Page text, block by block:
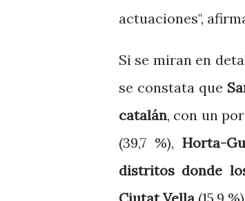
actuaciones",
Si se miran en
se constata que
catalán, con un
(39,7 %), Horta-
distritos donde